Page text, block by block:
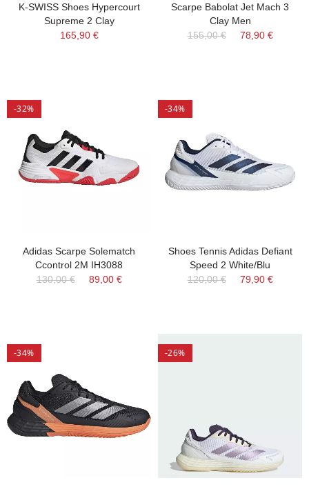
K-SWISS Shoes Hypercourt
Supreme 2 Clay
165,90 €
Scarpe Babolat Jet Mach 3
Clay Men
155,00 €
78,90 €
-32%
Adidas Scarpe Solematch
Ccontrol 2M IH3088
130,00 €
89,00 €
-34%
Shoes Tennis Adidas Defiant
Speed 2 White/Blu
120,00 €
79,90 €
-34% -26%